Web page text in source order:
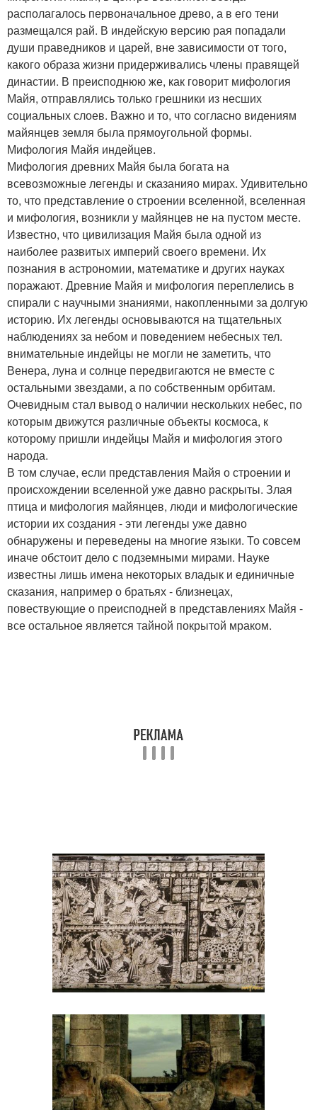
располагалось первоначальное древо, а в его тени
размещался рай. В индейскую версию рая попадали
души праведников и царей, вне зависимости от того,
какого образа жизни придерживались члены правящей
династии. В преисподнюю же, как говорит мифология
Майя, отправлялись только грешники из несших
социальных слоев. Важно и то, что согласно видениям
майянцев земля была прямоугольной формы.
Мифология Майя индейцев.
Мифология древних Майя была богата на
всевозможные легенды и сказанияо мирах. Удивительно
то, что представление о строении вселенной, вселенная
и мифология, возникли у майянцев не на пустом месте.
Известно, что цивилизация Майя была одной из
наиболее развитых империй своего времени. Их
познания в астрономии, математике и других науках
поражают. Древние Майя и мифология переплелись в
спирали с научными знаниями, накопленными за долгую
историю. Их легенды основываются на тщательных
наблюдениях за небом и поведением небесных тел.
внимательные индейцы не могли не заметить, что
Венера, луна и солнце передвигаются не вместе с
остальными звездами, а по собственным орбитам.
Очевидным стал вывод о наличии нескольких небес, по
которым движутся различные объекты космоса, к
которому пришли индейцы Майя и мифология этого
народа.
В том случае, если представления Майя о строении и
происхождении вселенной уже давно раскрыты. Злая
птица и мифология майянцев, люди и мифологические
истории их создания - эти легенды уже давно
обнаружены и переведены на многие языки. То совсем
иначе обстоит дело с подземными мирами. Науке
известны лишь имена некоторых владык и единичные
сказания, например о братьях - близнецах,
повествующие о преисподней в представлениях Майя -
все остальное является тайной покрытой мраком.